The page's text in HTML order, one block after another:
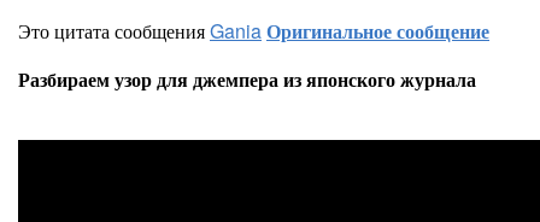
Это цитата сообщенияGaniaОригинальное сообщение
Разбираем узор для джемпера из японского журнала